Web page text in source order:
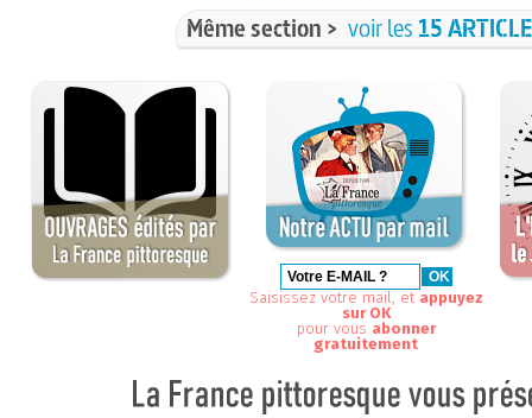
Même section > voir les 15
Saisissez votre mail, et appuyez
sur OK
pour vous abonner
gratuitement